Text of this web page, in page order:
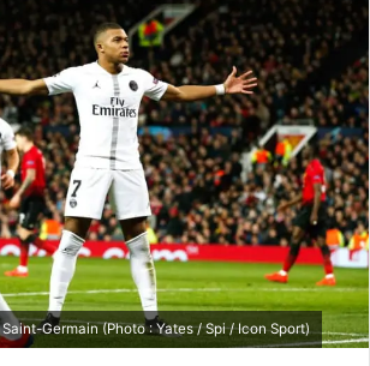
Germain (Photo : Yates / Spi / Icon Sport)